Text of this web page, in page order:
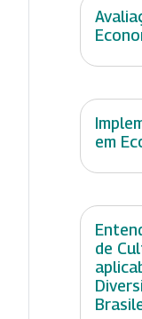
em
de